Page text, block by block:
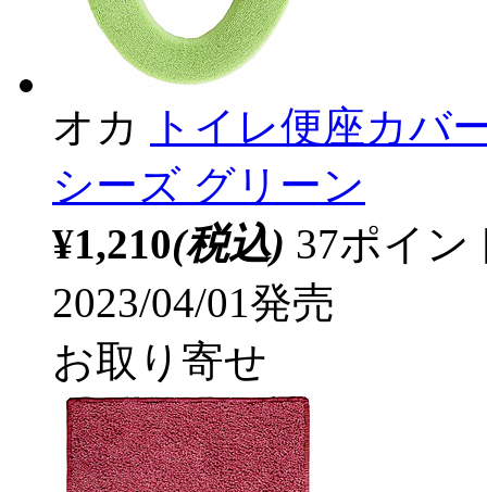
オカ
トイレ便座カバ
シーズ グリーン
¥1,210(税込) 37ポイ
2023/04/01発売
お取り寄せ